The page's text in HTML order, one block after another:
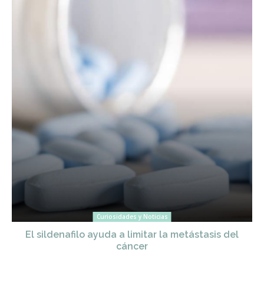
Curiosidades y Noticias
El sildenafilo ayuda a limitar la metástasis del
cáncer